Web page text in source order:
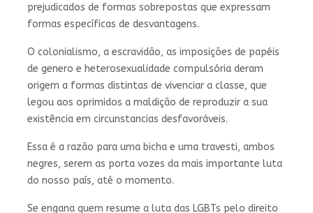
prejudicados de formas sobrepostas que expressam
formas específicas de desvantagens.
O colonialismo, a escravidão, as imposições de papéis
de genero e heterosexualidade compulsória deram
origem a formas distintas de vivenciar a classe, que
legou aos oprimidos a maldição de reproduzir a sua
existência em circunstancias desfavoráveis.
Essa é a razão para uma bicha e uma travesti, ambos
negres, serem as porta vozes da mais importante luta
do nosso país, até o momento.
Se engana quem resume a luta das LGBTs pelo direito